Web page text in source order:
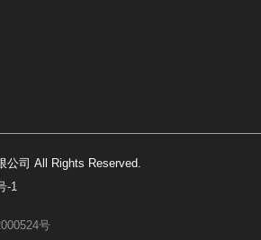
司 All Rights Reserved.
-1
号